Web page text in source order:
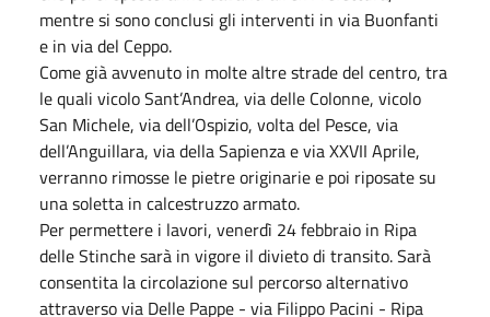
mentre si sono conclusi gli interventi in via Buonfanti
e in via del Ceppo.
Come già avvenuto in molte altre strade del centro, tra
le quali vicolo Sant’Andrea, via delle Colonne, vicolo
San Michele, via dell’Ospizio, volta del Pesce, via
dell’Anguillara, via della Sapienza e via XXVII Aprile,
verranno rimosse le pietre originarie e poi riposate su
una soletta in calcestruzzo armato.
Per permettere i lavori, venerdì 24 febbraio in Ripa
delle Stinche sarà in vigore il divieto di transito. Sarà
consentita la circolazione sul percorso alternativo
attraverso via Delle Pappe - via Filippo Pacini - Ripa